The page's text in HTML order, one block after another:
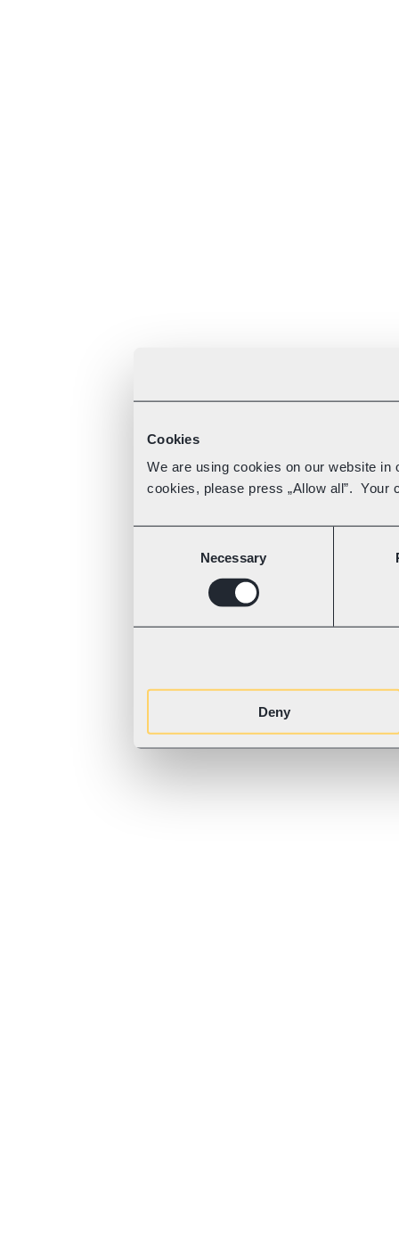
Cookies
We are using cookies on our website
cookies, please press „Allow all”. Your
Necessary
Deny